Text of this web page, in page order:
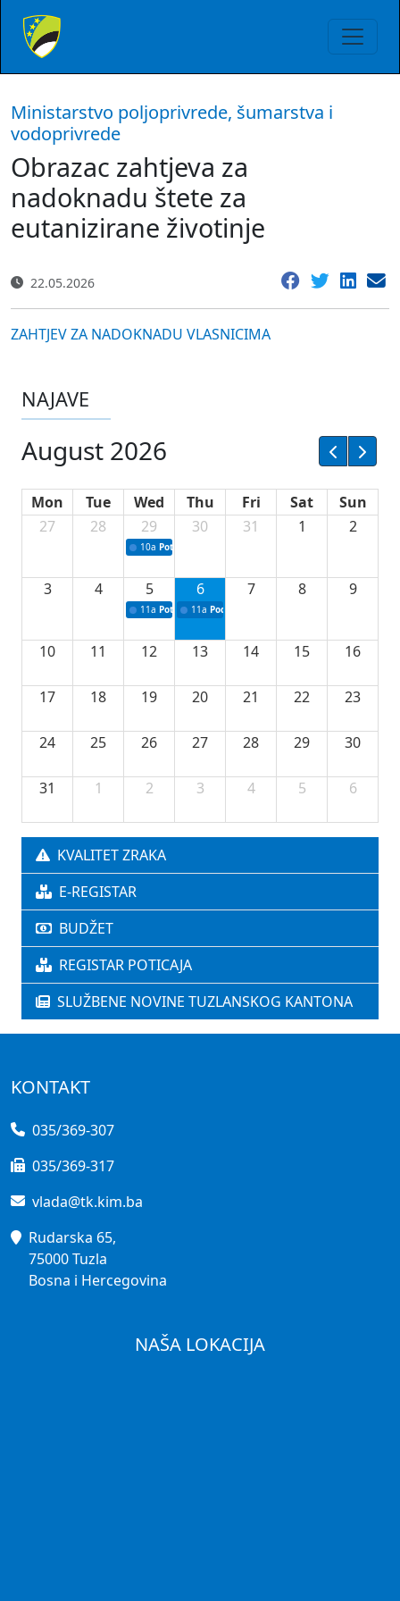
Ministarstvo poljoprivrede, šumarstva i
vodoprivrede
Obrazac zahtjeva za
nadoknadu štete za
eutanizirane životinje
22.05.2026
ZAHTJEV ZA NADOKNADU VLASNICIMA
NAJAVE
August 2026
Mon Tue Wed Thu Fri Sat
Sun
27
28 29
10a Potpisivanje ugovora sa neprofitnim
30 31 1 2
3 4 5
11a Potpisivanje ugovora o stipendijama za
6
11a Podrška razvoju vodne infrastrukture u
7 8 9
10 11 12 13 14 15 16
17 18 19 20 21 22 23
24 25 26 27 28 29 30
31 1 2 3 4 5 6
KVALITET ZRAKA
E-REGISTAR
BUDŽET
REGISTAR POTICAJA
SLUŽBENE NOVINE TUZLANSKOG KANTONA
KONTAKT
035/369-307
035/369-317
vlada@tk.kim.ba
Rudarska 65,
75000 Tuzla
Bosna i Hercegovina
NAŠA LOKACIJA